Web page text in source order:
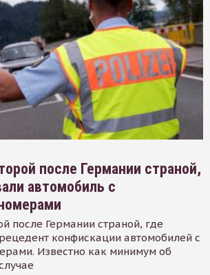
после Германии страной,
автомобиль с
после Германии страной, где
конфискации автомобилей с
Известно как минимум об